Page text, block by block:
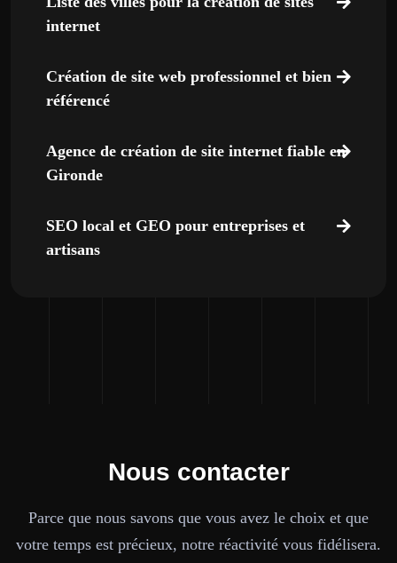
internet
Création de site web professionnel et bien
référencé
Agence de création de site internet fiable en
Gironde
SEO local et GEO pour entreprises et
artisans
Nous contacter
Parce que nous savons que vous avez le choix et que
votre temps est précieux, notre réactivité vous fidélisera.